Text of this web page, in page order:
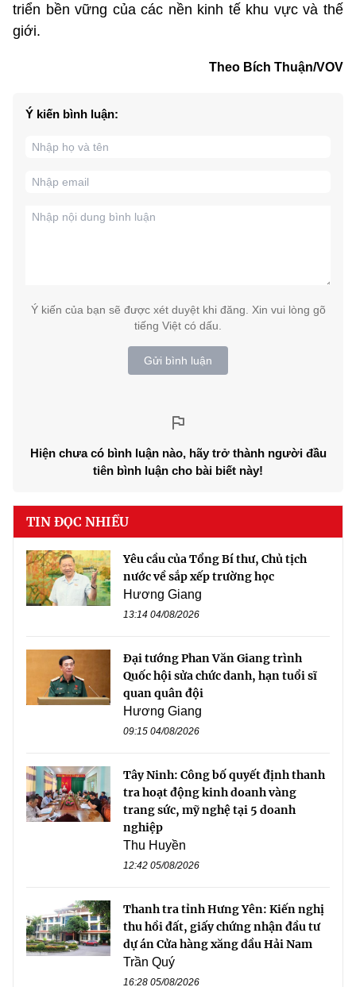
triển bền vững của các nền kinh tế khu vực và thế
giới.
Theo Bích Thuận/VOV
Ý kiến bình luận:
Ý kiến của bạn sẽ được xét duyệt khi đăng. Xin vui lòng gõ
tiếng Việt có dấu.
Gửi bình luận
Hiện chưa có bình luận nào, hãy trở thành người đầu
tiên bình luận cho bài biết này!
TIN ĐỌC NHIỀU
Yêu cầu của Tổng Bí thư, Chủ tịch
nước về sắp xếp trường học
Hương Giang
13:14 04/08/2026
Đại tướng Phan Văn Giang trình
Quốc hội sửa chức danh, hạn tuổi sĩ
quan quân đội
Hương Giang
09:15 04/08/2026
Tây Ninh: Công bố quyết định thanh
tra hoạt động kinh doanh vàng
trang sức, mỹ nghệ tại 5 doanh
nghiệp
Thu Huyền
12:42 05/08/2026
Thanh tra tỉnh Hưng Yên: Kiến nghị
thu hồi đất, giấy chứng nhận đầu tư
dự án Cửa hàng xăng dầu Hải Nam
Trần Quý
16:28 05/08/2026